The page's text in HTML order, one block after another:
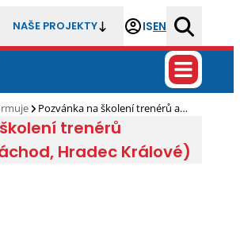
NAŠE PROJEKTY ISEN
Pozvánka na školení trenérů a…
trenérů
Hradec Králové)